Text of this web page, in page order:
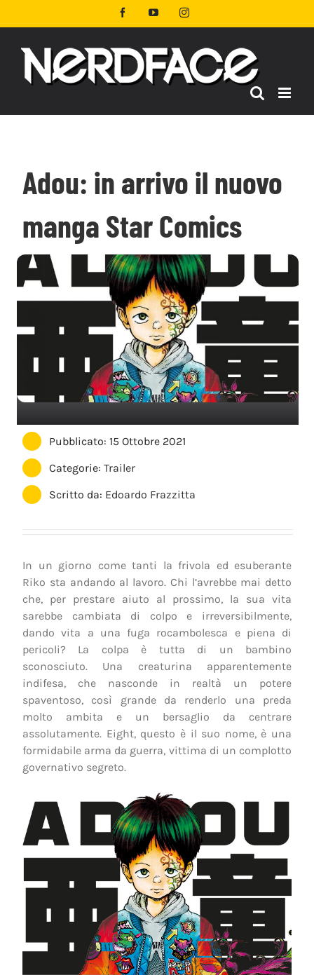
al
FacebookYouTubeInstagram
Adou: in arrivo il nuovo
manga Star Comics
Pubblicato: 15 Ottobre 2021
Categorie:Trailer
Scritto da: Edoardo Frazzitta
In un giorno come tanti la frivola ed esuberante
Riko sta andando al lavoro. Chi l’avrebbe mai detto
che, per prestare aiuto al prossimo, la sua vita
sarebbe cambiata di colpo e irreversibilmente,
dando vita a una fuga rocambolesca e piena di
pericoli? La colpa è tutta di un bambino
sconosciuto. Una creaturina apparentemente
indifesa, che nasconde in realtà un potere
spaventoso, così grande da renderlo una preda
molto ambita e un bersaglio da centrare
assolutamente. Eight, questo è il suo nome, è una
formidabile arma da guerra, vittima di un complotto
governativo segreto.